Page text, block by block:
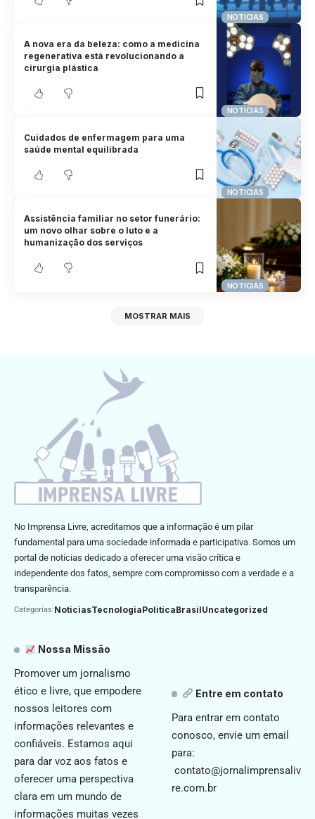
NOTICIAS
NOTICIAS
A nova era da beleza: como a medicina
regenerativa está revolucionando a
cirurgia plástica
NOTICIAS
Cuidados de enfermagem para uma
saúde mental equilibrada
NOTICIAS
Assistência familiar no setor funerário:
um novo olhar sobre o luto e a
humanização dos serviços
MOSTRAR MAIS
No Imprensa Livre, acreditamos que a informação é um pilar
fundamental para uma sociedade informada e participativa. Somos um
portal de notícias dedicado a oferecer uma visão crítica e
independente dos fatos, sempre com compromisso com a verdade e a
transparência.
Categorias:NoticiasTecnologiaPoliticaBrasilUncategorized
Nossa Missão
Promover um jornalismo
ético e livre, que empodere
nossos leitores com
informações relevantes e
confiáveis. Estamos aqui
para dar voz aos fatos e
oferecer uma perspectiva
clara em um mundo de
informações muitas vezes
Entre em contato
Para entrar em contato
conosco, envie um email
para:
contato@jornalimprensaliv
re.com.br